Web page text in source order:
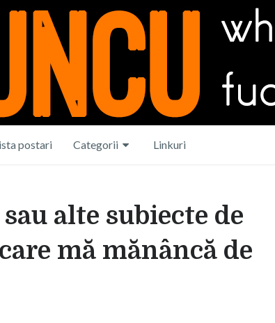
postari Categorii Linkuri
alte subiecte de
mă mănâncă de